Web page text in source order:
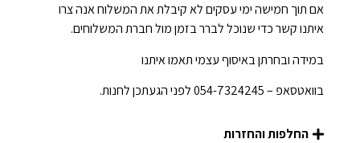
אם תוך חמישה ימי עסקים לא קיבלת את המשלוח אנה צרו
איתנו קשר כדי שנוכל לברר בזמן מול חברת המשלוחים.
במידה ובחרתן באיסוף עצמי תאמו איתנו
בוואטסאפ – 054-7324245 לפני הגעתכן לחנות.
החלפות והחזרות